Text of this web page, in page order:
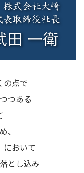
の点で
つある
、
において
とし込み